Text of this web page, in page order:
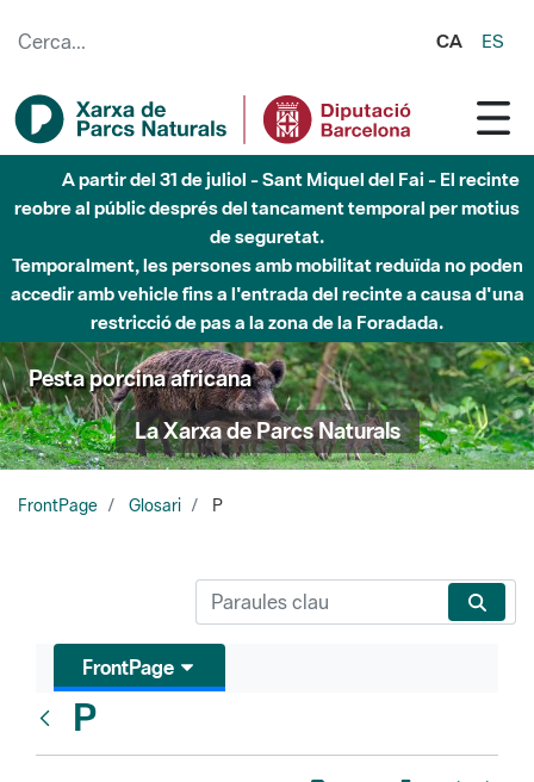
CA ES
Fins al desembre de 2026 - Parc Fluvial Besòs -
Afectacions a la llera del Parc Fluvial del Besòs degut a
obres de construcció d'una passera sobre el riu
Pesta porcina africana
La Xarxa de Parcs Naturals
FrontPage Glosari P
Glosari
P
PEIN